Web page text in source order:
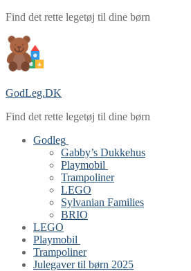
Spring
indhold
Menu
Luk
Find det rette legetøj til dine børn
GodLeg.DK
Find det rette legetøj til dine børn
Godleg
Gabby’s Dukkehus
Playmobil
Trampoliner
LEGO
Sylvanian Families
BRIO
LEGO
Playmobil
Trampoliner
Julegaver til børn 2025